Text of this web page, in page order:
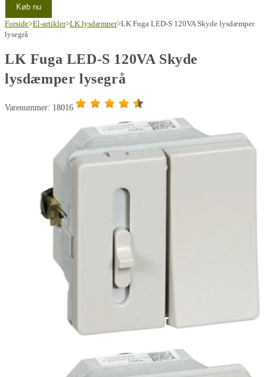
Køb nu
Forside>El-artikler>LK lysdæmper>LK Fuga LED-S 120VA Skyde lysdæmper
lysegrå
LK Fuga LED-S 120VA Skyde
lysdæmper lysegrå
Varenummer: 18016